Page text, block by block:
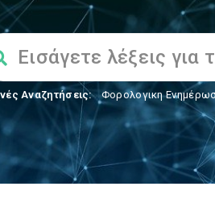
Αναζητήσεις: Φορολογικη